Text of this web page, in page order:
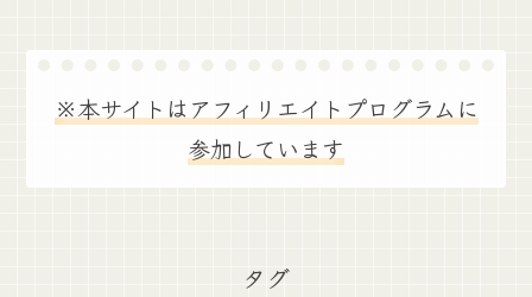
※本サイトはアフィリエイトプログラムに
参加しています
タグ